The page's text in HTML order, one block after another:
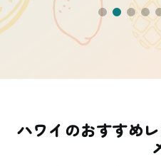
ハワイのおすすめ